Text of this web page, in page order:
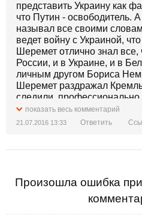
представить Украину как
что Путин - освободитель.
называл все своими
ведет войну с Украиной,
Шеремет отлично знал все,
России, и в Украине, и в
личным другом Бориса
Шеремет раздражал
следили, профессионально
ФСБ. Поэтому ФБР и
Украина молодец. Победа
показать весь комментарий
21.07.2016 13:33 Ответить
Произошла ошибка